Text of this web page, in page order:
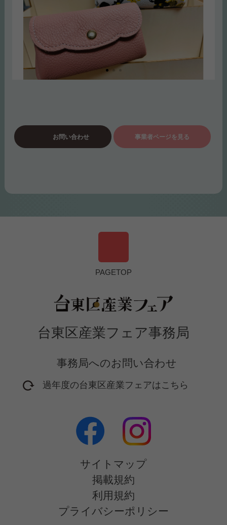
お問い合わせ 事業者ページを見る
台東区産業フェア事務局
事務局へのお問い合わせ
過年度の台東区産業フェアはこちら
2017年開催フェア
2018年開催フェア
2020年開催フェア
2021年開催フェア
2022年開催フェア
2023年開催フェア
サイトマップ
掲載規約
利用規約
プライバシーポリシー
PAGETOP